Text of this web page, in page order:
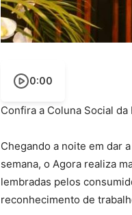
0:00
Confira a Coluna Social
Chegando a noite em dar
semana, o Agora realiza
lembradas pelos
reconhecimento de